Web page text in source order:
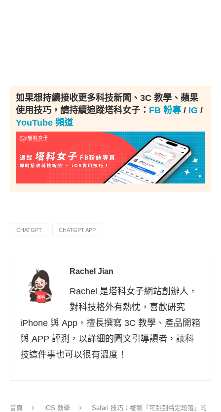
如果想持續接收更多科技新聞、3C 教學、蘋果
使用技巧，請持續追蹤塔科女子： FB 粉專 / IG /
YouTube 頻道
CHATGPT CHATGPT APP
Rachel Jian
Rachel 是塔科女子網站創辦人，
對科技格外有熱忱，喜歡研究
iPhone 與 App，擅長撰寫 3C 教學、產品開箱
與 APP 評測，以詳細的圖文引導讀者，讓科
技這件事也可以很有溫度！
首頁 iOS 教學
Safari 技巧：複製「可跳到特定段落」的